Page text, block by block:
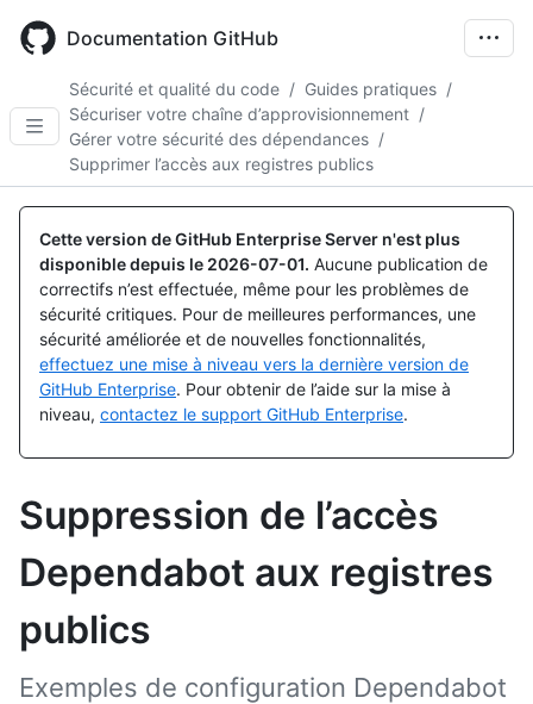
main
Documentation GitHub
Sécurité et qualité du code / Guides pratiques /
Sécuriser votre chaîne d’approvisionnement /
Gérer votre sécurité des dépendances /
Supprimer l’accès aux registres publics
Cette version de GitHub Enterprise Server n'est plus
disponible depuis le 2026-07-01. Aucune publication de
correctifs n’est effectuée, même pour les problèmes de
sécurité critiques. Pour de meilleures performances, une
sécurité améliorée et de nouvelles fonctionnalités,
effectuez une mise à niveau vers la dernière version de
GitHub Enterprise. Pour obtenir de l’aide sur la mise à
niveau, contactez le support GitHub Enterprise.
Suppression de l’accès
Dependabot aux registres
publics
Exemples de configuration Dependabot